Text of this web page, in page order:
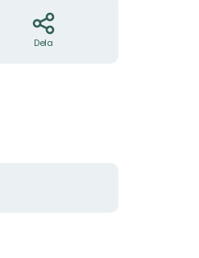
Dela